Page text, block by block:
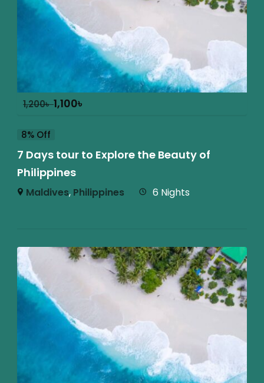
1,200৳1,100৳
8% Off
7 Days tour to Explore the Beauty of
Philippines
Maldives, Philippines 6 Nights